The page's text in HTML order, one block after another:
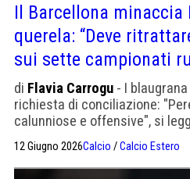
Il Barcellona minaccia
querela: “Deve
sui sette campionati
di Flavia Carrogu - I
richiesta di conciliazione:
calunniose e offensive", si
12 Giugno 2026Calcio /Calcio Estero